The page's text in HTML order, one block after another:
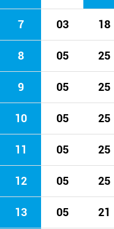
7 03 18
8 05 25
9 05 25
10 05 25
11 05 25
12 05 25
13 05 21